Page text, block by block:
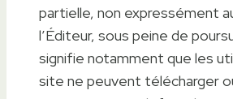
partielle, non expressément
l’Éditeur, sous peine de
signifie notamment que les
site ne peuvent télécharger